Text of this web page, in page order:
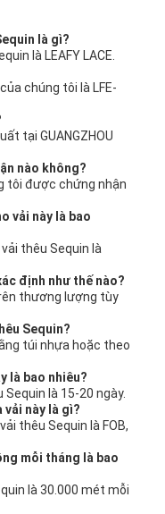
là gì?
là LEAFY LACE.
chúng tôi là LFE-
tại GUANGZHOU
nào không?
tôi được chứng nhận
vải này là bao
thêu Sequin là
định như thế nào?
thương lượng tùy
Sequin?
túi nhựa hoặc theo
là bao nhiêu?
là 15-20 ngày.
này là gì?
thêu Sequin là FOB,
mỗi tháng là bao
là 30.000 mét mỗi